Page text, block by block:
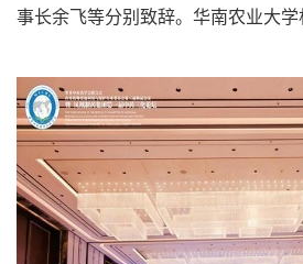
事长余飞等分别致辞。华南农业大学